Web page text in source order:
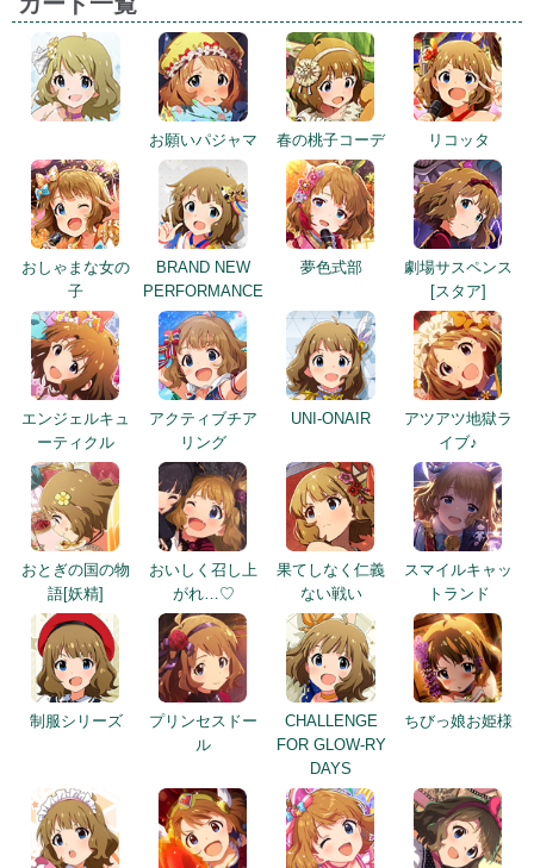
お願いパジャマ 春の桃子コーデ リコッタ
おしゃまな女の
子
BRAND NEW
PERFORMANCE
夢色式部
劇場サスペンス
[スタア]
エンジェルキュ
ーティクル
アクティブチア
リング
UNI-ONAIR
アツアツ地獄ラ
イブ♪
おとぎの国の物
語[妖精]
おいしく召し上
がれ…♡
果てしなく仁義
ない戦い
スマイルキャッ
トランド
制服シリーズ
プリンセスドー
ル
CHALLENGE
FOR GLOW-RY
DAYS
ちびっ娘お姫様